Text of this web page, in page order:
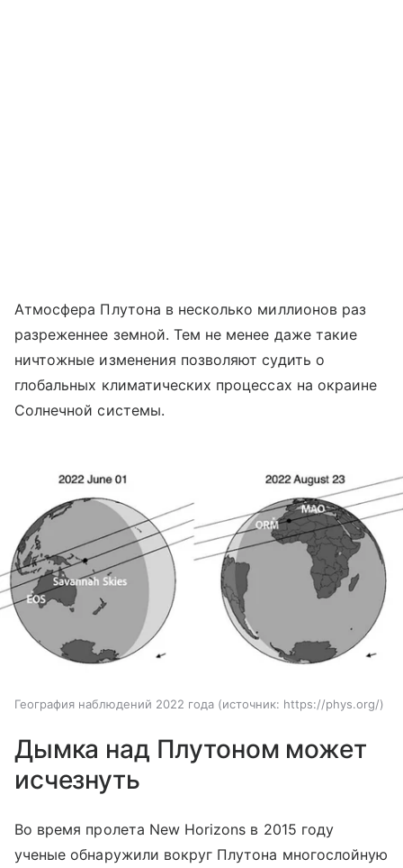
Атмосфера Плутона в несколько миллионов раз
разреженнее земной. Тем не менее даже такие
ничтожные изменения позволяют судить о
глобальных климатических процессах на окраине
Солнечной системы.
География наблюдений 2022 года источник: https://phys.org/
Дымка над Плутоном может
исчезнуть
Во время пролета New Horizons в 2015 году
ученые обнаружили вокруг Плутона многослойную